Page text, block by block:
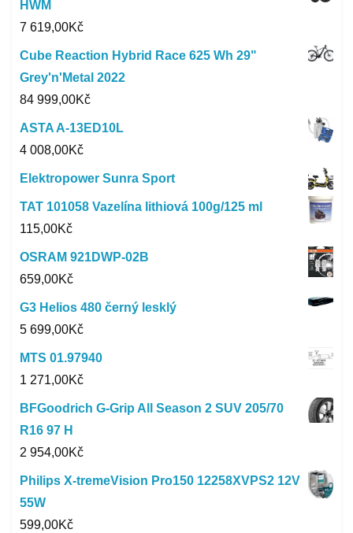
HWM
7 619,00Kč
Cube Reaction Hybrid Race 625 Wh 29"
Grey'n'Metal 2022
84 999,00Kč
ASTA A-13ED10L
4 008,00Kč
Elektropower Sunra Sport
TAT 101058 Vazelína lithiová 100g/125 ml
115,00Kč
OSRAM 921DWP-02B
659,00Kč
G3 Helios 480 černý lesklý
5 699,00Kč
MTS 01.97940
1 271,00Kč
BFGoodrich G-Grip All Season 2 SUV 205/70
R16 97 H
2 954,00Kč
Philips X-tremeVision Pro150 12258XVPS2 12V
55W
599,00Kč